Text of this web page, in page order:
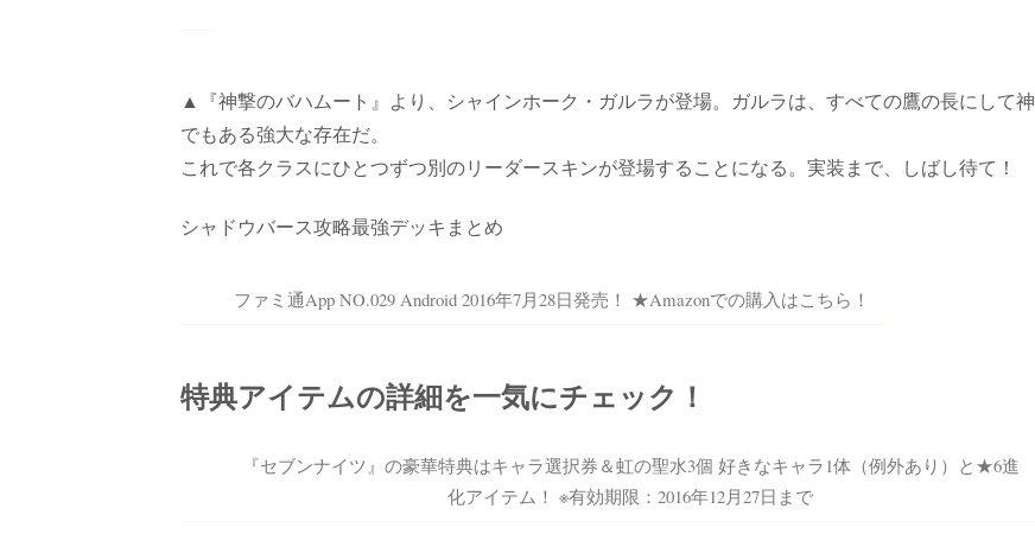
▲『神撃のバハムート』より、シャインホーク・ガルラが登場。ガルラは、すべての鷹の長にして神
でもある強大な存在だ。
これで各クラスにひとつずつ別のリーダースキンが登場することになる。実装まで、しばし待て！
シャドウバース攻略最強デッキまとめ
ファミ通App NO.029 Android 2016年7月28日発売！ ★Amazonでの購入はこちら！
特典アイテムの詳細を一気にチェック！
『セブンナイツ』の豪華特典はキャラ選択券＆虹の聖水3個 好きなキャラ1体（例外あり）と★6進
化アイテム！ ※有効期限：2016年12月27日まで